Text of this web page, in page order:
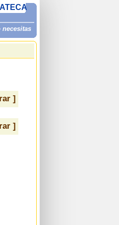
necesitas
]
]